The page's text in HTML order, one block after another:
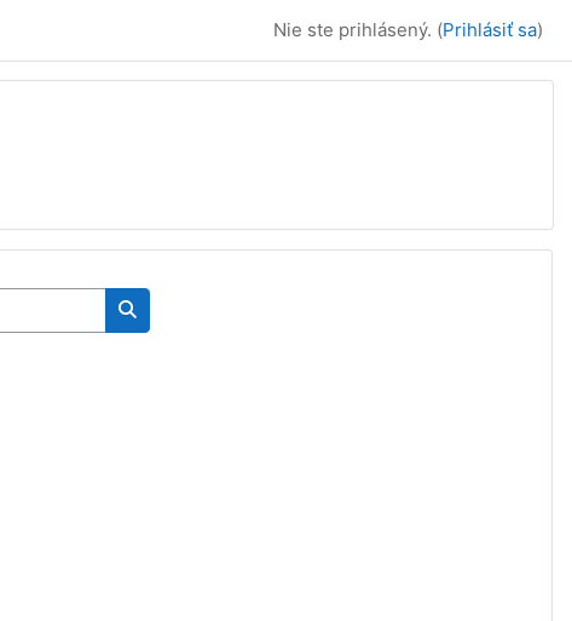
Nie ste prihlásený. (Prihlásiť sa)
Vyhľadať kurzy